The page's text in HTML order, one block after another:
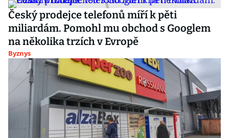
Český prodejce telefonů míří k pěti
miliardám. Pomohl mu obchod s Googlem
na několika trzích v Evropě
Byznys